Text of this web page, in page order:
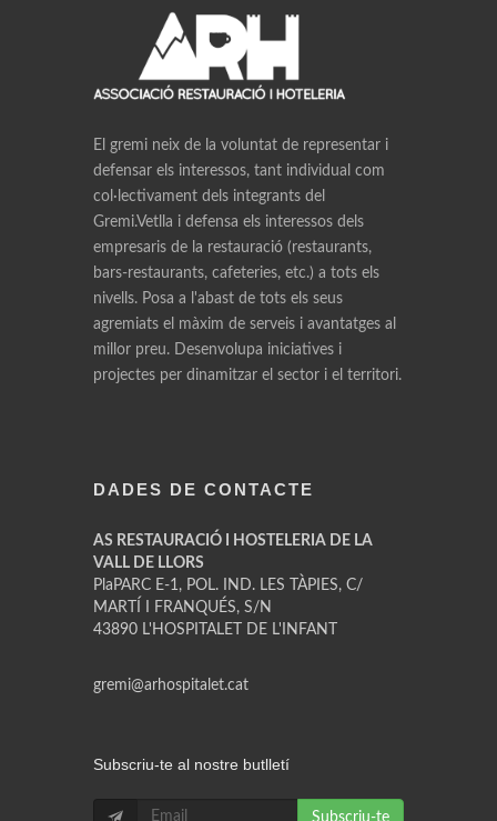
El gremi neix de la voluntat de representar i
defensar els interessos, tant individual com
col·lectivament dels integrants del
Gremi.Vetlla i defensa els interessos dels
empresaris de la restauració (restaurants,
bars-restaurants, cafeteries, etc.) a tots els
nivells. Posa a l'abast de tots els seus
agremiats el màxim de serveis i avantatges al
millor preu. Desenvolupa iniciatives i
projectes per dinamitzar el sector i el territori.
DADES DE CONTACTE
AS RESTAURACIÓ I HOSTELERIA DE LA
VALL DE LLORS
PlaPARC E-1, POL. IND. LES TÀPIES, C/
MARTÍ I FRANQUÉS, S/N
43890 L'HOSPITALET DE L'INFANT
gremi@arhospitalet.cat
Subscriu-te al nostre butlletí
Subscriu-te